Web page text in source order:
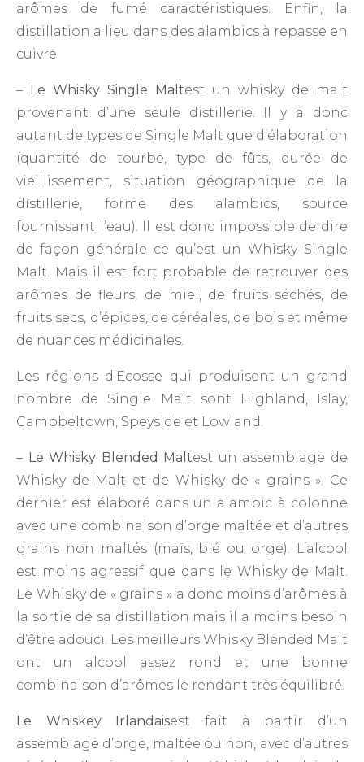
arômes de fumé caractéristiques. Enfin, la
distillation a lieu dans des alambics à repasse en
cuivre.
– Le Whisky Single Maltest un whisky de malt
provenant d’une seule distillerie. Il y a donc
autant de types de Single Malt que d’élaboration
(quantité de tourbe, type de fûts, durée de
vieillissement, situation géographique de la
distillerie, forme des alambics, source
fournissant l’eau). Il est donc impossible de dire
de façon générale ce qu’est un Whisky Single
Malt. Mais il est fort probable de retrouver des
arômes de fleurs, de miel, de fruits séchés, de
fruits secs, d’épices, de céréales, de bois et même
de nuances médicinales.
Les régions d’Ecosse qui produisent un grand
nombre de Single Malt sont Highland, Islay,
Campbeltown, Speyside et Lowland.
– Le Whisky Blended Maltest un assemblage de
Whisky de Malt et de Whisky de « grains ». Ce
dernier est élaboré dans un alambic à colonne
avec une combinaison d’orge maltée et d’autres
grains non maltés (maïs, blé ou orge). L’alcool
est moins agressif que dans le Whisky de Malt.
Le Whisky de « grains » a donc moins d’arômes à
la sortie de sa distillation mais il a moins besoin
d’être adouci. Les meilleurs Whisky Blended Malt
ont un alcool assez rond et une bonne
combinaison d’arômes le rendant très équilibré.
Le Whiskey Irlandaisest fait à partir d’un
assemblage d’orge, maltée ou non, avec d’autres